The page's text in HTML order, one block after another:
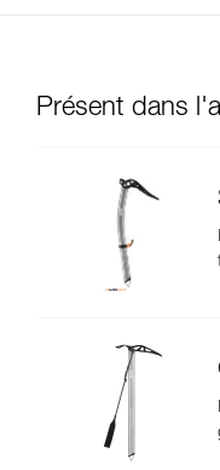
Présent dans